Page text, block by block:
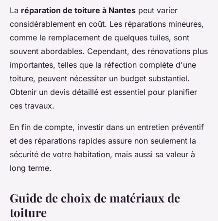
La réparation de toiture à Nantes peut varier
considérablement en coût. Les réparations mineures,
comme le remplacement de quelques tuiles, sont
souvent abordables. Cependant, des rénovations plus
importantes, telles que la réfection complète d'une
toiture, peuvent nécessiter un budget substantiel.
Obtenir un devis détaillé est essentiel pour planifier
ces travaux.
En fin de compte, investir dans un entretien préventif
et des réparations rapides assure non seulement la
sécurité de votre habitation, mais aussi sa valeur à
long terme.
Guide de choix de matériaux de
toiture